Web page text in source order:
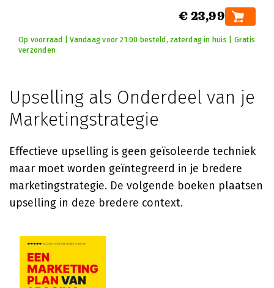
€ 23,99
Op voorraad | Vandaag voor 21:00 besteld, zaterdag in huis | Gratis
verzonden
Upselling als Onderdeel van je
Marketingstrategie
Effectieve upselling is geen geïsoleerde techniek
maar moet worden geïntegreerd in je bredere
marketingstrategie. De volgende boeken plaatsen
upselling in deze bredere context.